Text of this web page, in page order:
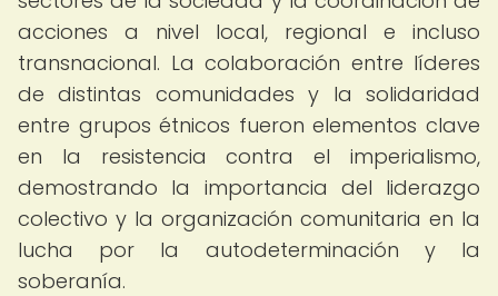
acciones a nivel local, regional e incluso
transnacional. La colaboración entre líderes
de distintas comunidades y la solidaridad
entre grupos étnicos fueron elementos clave
en la resistencia contra el imperialismo,
demostrando la importancia del liderazgo
colectivo y la organización comunitaria en la
lucha por la autodeterminación y la
soberanía.